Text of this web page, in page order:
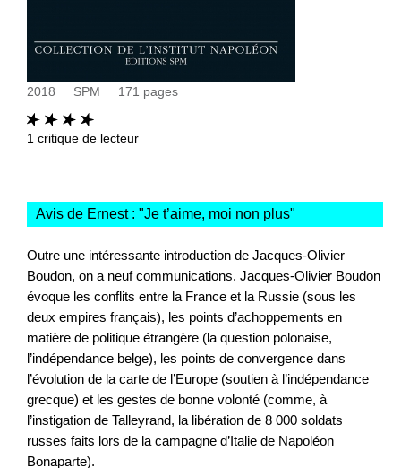
2018 SPM 171 pages
1 critique de lecteur
Avis de Ernest : "Je t’aime, moi non plus"
Outre une intéressante introduction de Jacques-Olivier
Boudon, on a neuf communications. Jacques-Olivier Boudon
évoque les conflits entre la France et la Russie (sous les
deux empires français), les points d’achoppements en
matière de politique étrangère (la question polonaise,
l’indépendance belge), les points de convergence dans
l’évolution de la carte de l’Europe (soutien à l’indépendance
grecque) et les gestes de bonne volonté (comme, à
l’instigation de Talleyrand, la libération de 8 000 soldats
russes faits lors de la campagne d’Italie de Napoléon
Bonaparte).